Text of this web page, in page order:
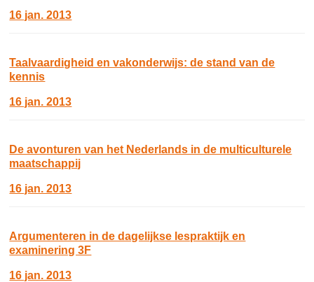
16 jan. 2013
Taalvaardigheid en vakonderwijs: de stand van de
kennis
16 jan. 2013
De avonturen van het Nederlands in de multiculturele
maatschappij
16 jan. 2013
Argumenteren in de dagelijkse lespraktijk en
examinering 3F
16 jan. 2013